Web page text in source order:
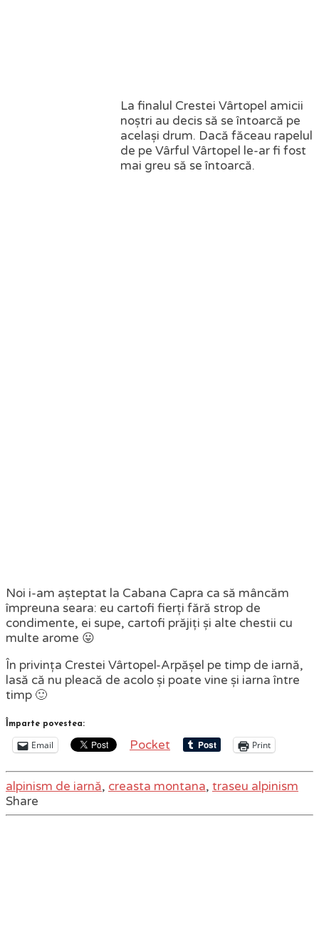
La finalul Crestei Vârtopel amicii
noștri au decis să se întoarcă pe
același drum. Dacă făceau rapelul
de pe Vârful Vârtopel le-ar fi fost
mai greu să se întoarcă.
Noi i-am așteptat la Cabana Capra ca să mâncăm
împreuna seara: eu cartofi fierți fără strop de
condimente, ei supe, cartofi prăjiți și alte chestii cu
multe arome 😛
În privința Crestei Vârtopel-Arpășel pe timp de iarnă,
lasă că nu pleacă de acolo și poate vine și iarna între
timp 🙂
Împarte povestea:
Email Pocket Print
alpinism de iarnă, creasta montana, traseu alpinism
Share